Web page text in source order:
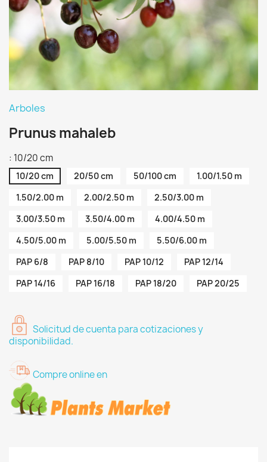
Arboles
Prunus mahaleb
: 10/20 cm
10/20 cm 20/50 cm 50/100 cm
1.00/1.50 m
1.50/2.00 m
2.00/2.50 m
2.50/3.00 m
3.00/3.50 m
3.50/4.00 m
4.00/4.50 m
4.50/5.00 m
5.00/5.50 m
5.50/6.00 m
PAP 6/8
PAP 8/10 PAP 10/12
PAP 12/14
PAP 14/16
PAP 16/18 PAP 18/20 PAP 20/25
Solicitud de cuenta para cotizaciones y
disponibilidad.
Compre online en